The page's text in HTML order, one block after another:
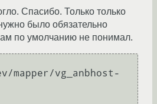
Спасибо. Только только
было обязательно
по умолчанию не понимал.
mapper/vg_anbhost-